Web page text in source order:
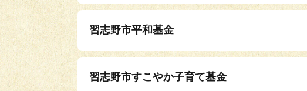
習志野市平和基金
習志野市すこやか子育て基金